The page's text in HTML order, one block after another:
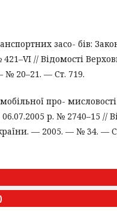
засо- бів:
421–VI // Відомості
№ 20–21. — Ст. 719.
про-
р. № 2740–15 //
— 2005. — № 34. —